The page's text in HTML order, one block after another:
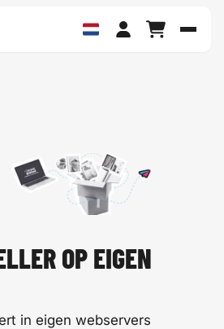
OP EIGEN
in eigen webservers